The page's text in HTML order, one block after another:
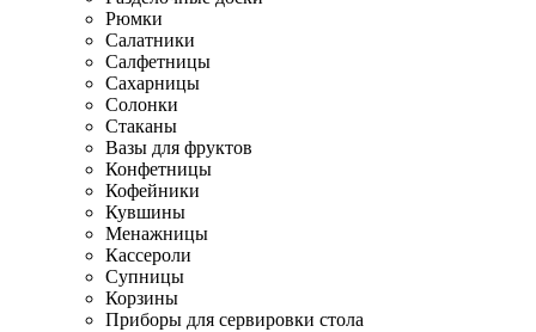
Рюмки
Салатники
Салфетницы
Сахарницы
Солонки
Стаканы
Вазы для фруктов
Конфетницы
Кофейники
Кувшины
Менажницы
Кассероли
Супницы
Корзины
Приборы для сервировки стола